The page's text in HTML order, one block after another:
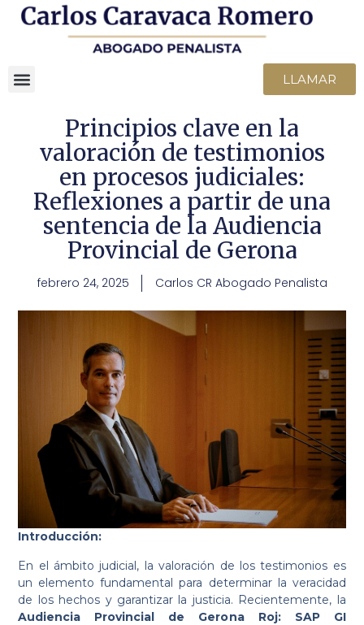
LLAMAR
Principios clave en la
valoración de testimonios
en procesos judiciales:
Reflexiones a partir de una
sentencia de la Audiencia
Provincial de Gerona
febrero 24, 2025 Carlos CR Abogado Penalista
Introducción:
En el ámbito judicial, la valoración de los testimonios es
un elemento fundamental para determinar la veracidad
de los hechos y garantizar la justicia. Recientemente, la
Audiencia Provincial de Gerona Roj: SAP GI